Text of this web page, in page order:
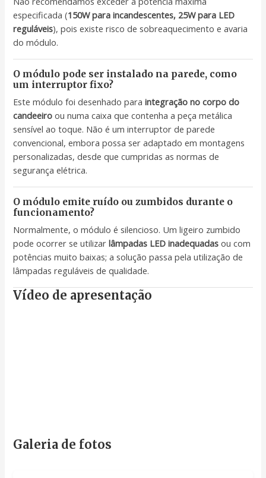
especificada (150W para incandescentes, 25W para LED
reguláveis), pois existe risco de sobreaquecimento e avaria
do módulo.
O módulo pode ser instalado na parede, como
um interruptor fixo?
Este módulo foi desenhado paraintegração no corpo do
candeeiro ou numa caixa que contenha a peça metálica
sensível ao toque. Não é um interruptor de parede
convencional, embora possa ser adaptado em montagens
personalizadas, desde que cumpridas as normas de
segurança elétrica.
O módulo emite ruído ou zumbidos durante o
funcionamento?
Normalmente, o módulo é silencioso. Um ligeiro zumbido
pode ocorrer se utilizarlâmpadas LED inadequadas ou com
potências muito baixas; a solução passa pela utilização de
lâmpadas reguláveis de qualidade.
Vídeo de apresentação
Galeria de fotos